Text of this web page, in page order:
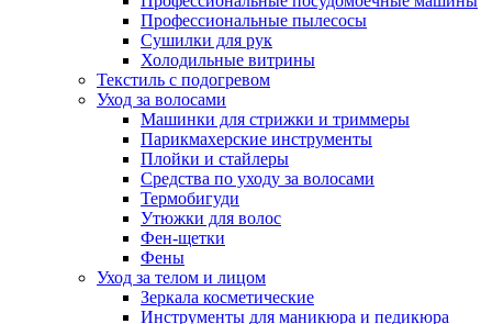
Профессиональные пылесосы
Сушилки для рук
Холодильные витрины
Текстиль с подогревом
Уход за волосами
Машинки для стрижки и триммеры
Парикмахерские инструменты
Плойки и стайлеры
Средства по уходу за волосами
Термобигуди
Утюжки для волос
Фен-щетки
Фены
Уход за телом и лицом
Зеркала косметические
Инструменты для маникюра и педикюра